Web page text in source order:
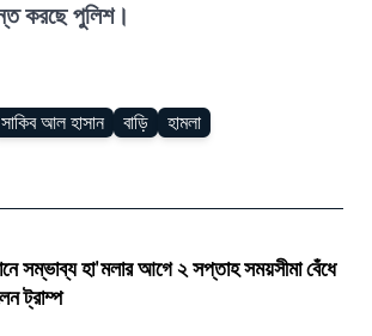
করছে পুলিশ।
সাকিব আল হাসান বাড়ি হামলা
সম্ভাব্য হা'মলার আগে ২ সপ্তাহ সময়সীমা বেঁধে
ট্রাম্প